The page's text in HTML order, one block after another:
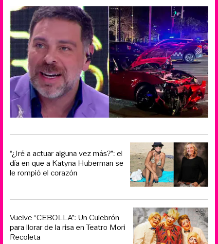
“¿Iré a actuar alguna vez más?”: el
día en que a Katyna Huberman se
le rompió el corazón
Vuelve “CEBOLLA”: Un Culebrón
para llorar de la risa en Teatro Mori
Recoleta